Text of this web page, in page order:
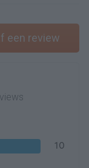
een review
10